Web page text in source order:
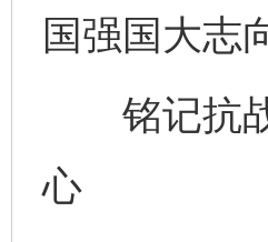
国强国大志
铭记抗战
心